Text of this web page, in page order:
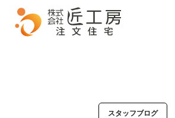
スタッフブログ